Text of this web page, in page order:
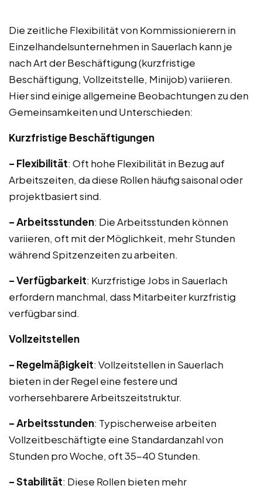
Die zeitliche Flexibilität von Kommissionierern in
Einzelhandelsunternehmen in Sauerlach kann je
nach Art der Beschäftigung (kurzfristige
Beschäftigung, Vollzeitstelle, Minijob) variieren.
Hier sind einige allgemeine Beobachtungen zu den
Gemeinsamkeiten und Unterschieden:
Kurzfristige Beschäftigungen
– Flexibilität: Oft hohe Flexibilität in Bezug auf
Arbeitszeiten, da diese Rollen häufig saisonal oder
projektbasiert sind.
– Arbeitsstunden: Die Arbeitsstunden können
variieren, oft mit der Möglichkeit, mehr Stunden
während Spitzenzeiten zu arbeiten.
– Verfügbarkeit: Kurzfristige Jobs in Sauerlach
erfordern manchmal, dass Mitarbeiter kurzfristig
verfügbar sind.
Vollzeitstellen
– Regelmäßigkeit: Vollzeitstellen in Sauerlach
bieten in der Regel eine festere und
vorhersehbarere Arbeitszeitstruktur.
– Arbeitsstunden: Typischerweise arbeiten
Vollzeitbeschäftigte eine Standardanzahl von
Stunden pro Woche, oft 35-40 Stunden.
– Stabilität: Diese Rollen bieten mehr